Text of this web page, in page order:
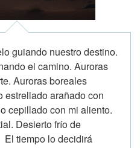
guiando nuestro destino.
el camino. Auroras
Auroras boreales
estrellado arañado con
cepillado con mi aliento.
Desierto frío de
tiempo lo decidirá